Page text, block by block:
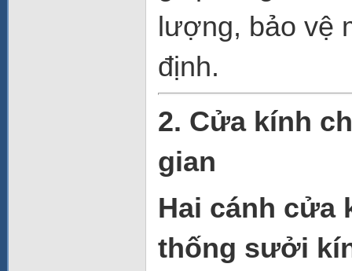
lượng, bảo vệ
định.
2. Cửa kính
gian
Hai cánh cửa
thống sưởi